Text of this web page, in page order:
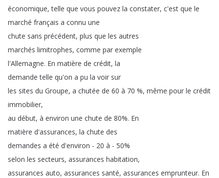
économique,telle que vous pouvez la constater, c'est que le
marché français a connu une
chute sans précédent, plus que les autres
marchés limitrophes, comme par exemple
l'Allemagne. En matière de crédit, la
demande telle qu'on a pu la voir sur
les sites du Groupe, a chutée de 60 à 70 %, même pour le crédit
immobilier,
au début, à environ une chute de 80%. En
matière d'assurances, la chute des
demandes a été d'environ - 20 à - 50%
selon les secteurs, assurances habitation,
assurances auto, assurances santé, assurances emprunteur. En